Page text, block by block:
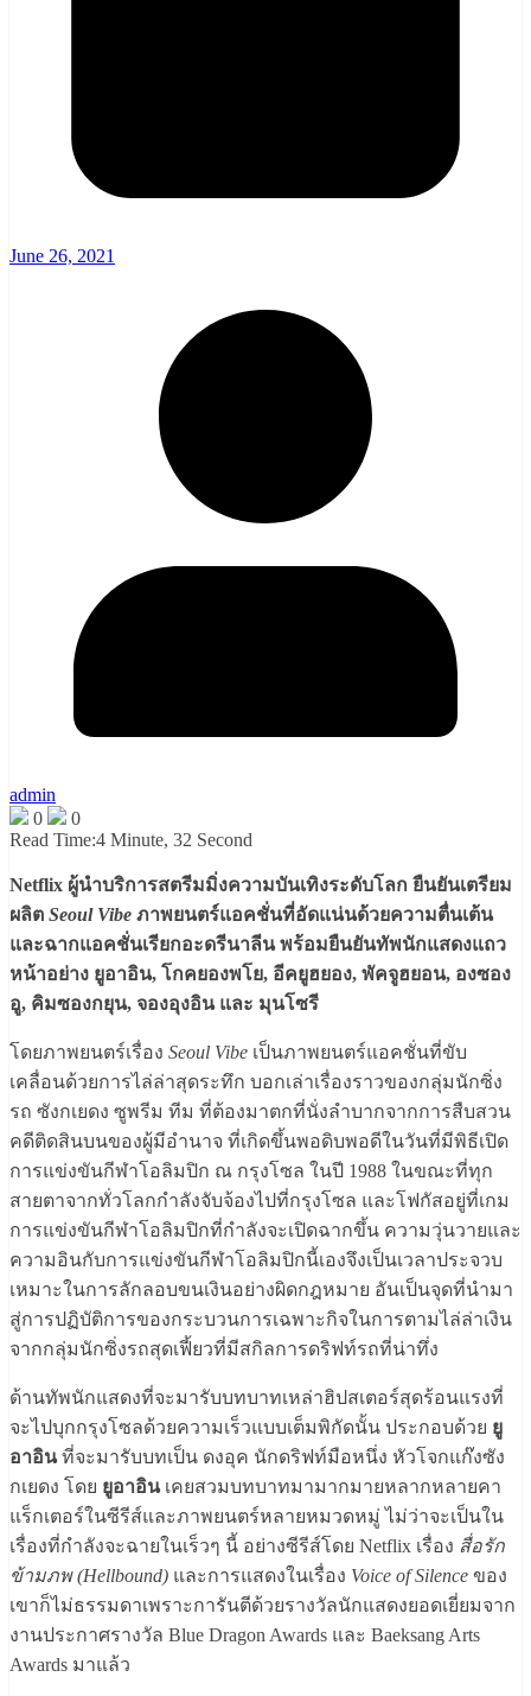
June 26, 2021
admin
0
0
Read Time:4 Minute, 32 Second
Netflix ผู้นำบริการสตรีมมิ่งความบันเทิงระดับโลก ยืนยันเตรียม
ผลิต Seoul Vibe ภาพยนตร์แอคชั่นที่อัดแน่นด้วยความตื่นเต้น
และฉากแอคชั่นเรียกอะดรีนาลีน พร้อมยืนยันทัพนักแสดงแถว
หน้าอย่าง ยูอาอิน, โกคยองพโย, อีคยูฮยอง, พัคจูฮยอน, องซอง
อู, คิมซองกยุน, จองอุงอิน และ มุนโซรี
โดยภาพยนตร์เรื่อง Seoul Vibe เป็นภาพยนตร์แอคชั่นที่ขับ
เคลื่อนด้วยการไล่ล่าสุดระทึก บอกเล่าเรื่องราวของกลุ่มนักซิ่ง
รถ ซังกเยดง ซูพรีม ทีม ที่ต้องมาตกที่นั่งลำบากจากการสืบสวน
คดีติดสินบนของผู้มีอำนาจ ที่เกิดขึ้นพอดิบพอดีในวันที่มีพิธีเปิด
การแข่งขันกีฬาโอลิมปิก ณ กรุงโซล ในปี 1988 ในขณะที่ทุก
สายตาจากทั่วโลกกำลังจับจ้องไปที่กรุงโซล และโฟกัสอยู่ที่เกม
การแข่งขันกีฬาโอลิมปิกที่กำลังจะเปิดฉากขึ้น ความวุ่นวายและ
ความอินกับการแข่งขันกีฬาโอลิมปิกนี้เองจึงเป็นเวลาประจวบ
เหมาะในการลักลอบขนเงินอย่างผิดกฎหมาย อันเป็นจุดที่นำมา
สู่การปฏิบัติการของกระบวนการเฉพาะกิจในการตามไล่ล่าเงิน
จากกลุ่มนักซิ่งรถสุดเฟี้ยวที่มีสกิลการดริฟท์รถที่น่าทึ่ง
ด้านทัพนักแสดงที่จะมารับบทบาทเหล่าฮิปสเตอร์สุดร้อนแรงที่
จะไปบุกกรุงโซลด้วยความเร็วแบบเต็มพิกัดนั้น ประกอบด้วย ยู
อาอินที่จะมารับบทเป็น ดงอุค นักดริฟท์มือหนึ่ง หัวโจกแก๊งซัง
กเยดง โดย ยูอาอินเคยสวมบทบาทมามากมายหลากหลายคา
แร็กเตอร์ในซีรีส์และภาพยนตร์หลายหมวดหมู่ ไม่ว่าจะเป็นใน
เรื่องที่กำลังจะฉายในเร็วๆ นี้ อย่างซีรีส์โดย Netflix เรื่อง สื่อรัก
ข้ามภพ (Hellbound) และการแสดงในเรื่อง Voice of Silence ของ
เขาก็ไม่ธรรมดาเพราะการันตีด้วยรางวัลนักแสดงยอดเยี่ยมจาก
งานประกาศรางวัล Blue Dragon Awards และ Baeksang Arts
Awards มาแล้ว